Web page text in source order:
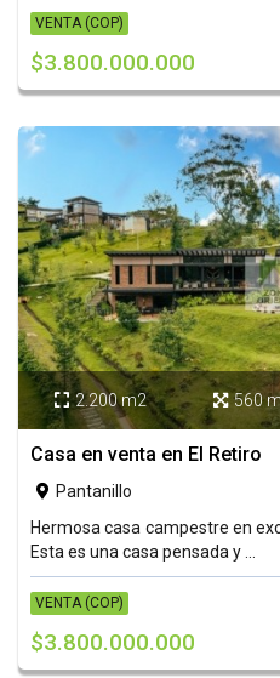
VENTA (COP)
$3.800.000.000
 2.200 m2  560
Casa en venta en El Retiro
 Pantanillo
Hermosa casa campestre en
Esta es una casa pensada y ...
VENTA (COP)
$3.800.000.000